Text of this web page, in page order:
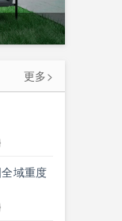
更多>
域重度